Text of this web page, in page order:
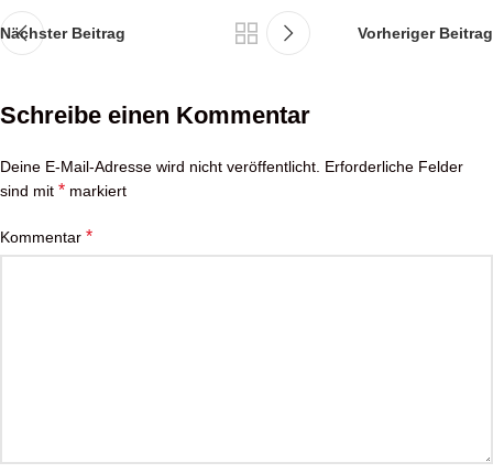
Nächster Beitrag Vorheriger Beitrag
Schreibe einen Kommentar
Deine E-Mail-Adresse wird nicht veröffentlicht. Erforderliche Felder
sind mit * markiert
Kommentar *